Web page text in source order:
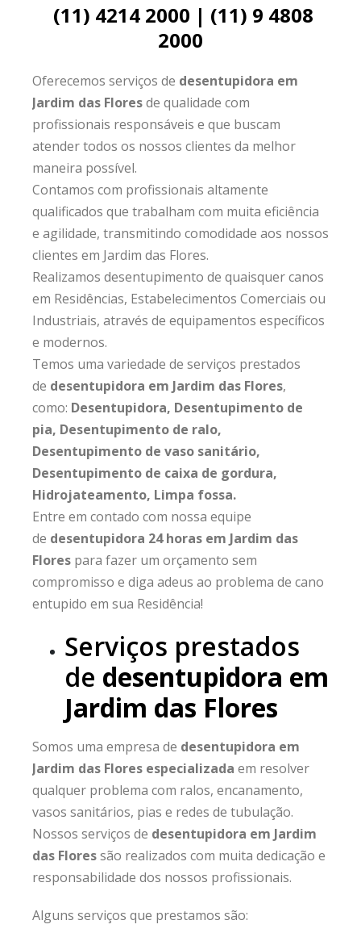
(11) 4214 2000 | (11) 9 4808
2000
Oferecemos serviços de desentupidora em
Jardim das Floresde qualidade com
profissionais responsáveis e que buscam
atender todos os nossos clientes da melhor
maneira possível.
Contamos com profissionais altamente
qualificados que trabalham com muita eficiência
e agilidade, transmitindo comodidade aos nossos
clientes em Jardim das Flores.
Realizamos desentupimento de quaisquer canos
em Residências, Estabelecimentos Comerciais ou
Industriais, através de equipamentos específicos
e modernos.
Temos uma variedade de serviços prestados
de desentupidora em Jardim das Flores,
como: Desentupidora, Desentupimento de
pia, Desentupimento de ralo,
Desentupimento de vaso sanitário,
Desentupimento de caixa de gordura,
Hidrojateamento, Limpa fossa.
Entre em contado com nossa equipe
de desentupidora 24 horas em Jardim das
Flores para fazer um orçamento sem
compromisso e diga adeus ao problema de cano
entupido em sua Residência!
Serviços prestados
de desentupidora em
Jardim das Flores
Somos uma empresa de desentupidora em
Jardim das Flores especializada em resolver
qualquer problema com ralos, encanamento,
vasos sanitários, pias e redes de tubulação.
Nossos serviços de desentupidora em Jardim
das Floressão realizados com muita dedicação e
responsabilidade dos nossos profissionais.
Alguns serviços que prestamos são: